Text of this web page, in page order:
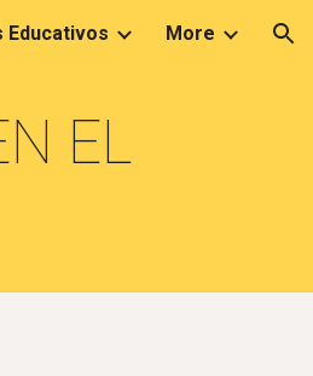
Educativos More
EL